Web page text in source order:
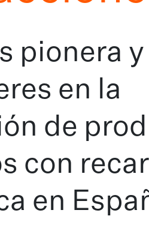
pionera y
en la
de
con
en